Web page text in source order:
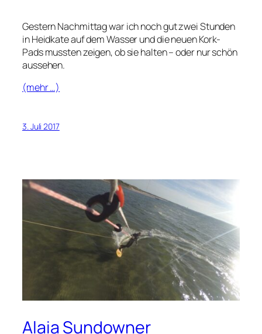
Gestern Nachmittag war ich noch gut zwei Stunden
in Heidkate auf dem Wasser und die neuen Kork-
Pads mussten zeigen, ob sie halten – oder nur schön
aussehen.
(mehr …)
3. Juli 2017
Alaia Sundowner